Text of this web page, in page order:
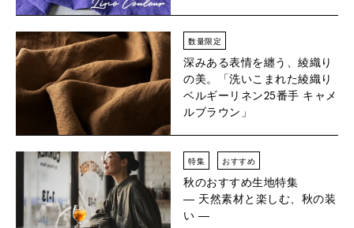
数量限定
深みある表情を纏う、綾織り
の美。「洗いこまれた綾織り
ベルギーリネン25番手 キャメ
ルブラウン」
特集 おすすめ
秋のおすすめ生地特集
― 天然素材と楽しむ、秋の装
い ―